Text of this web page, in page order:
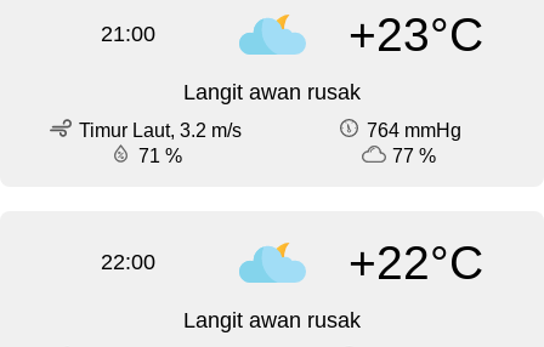
21:00 +23°C
Langit awan rusak
Timur Laut, 3.2 m/s
764 mmHg
71 %
77 %
22:00 +22°C
Langit awan rusak